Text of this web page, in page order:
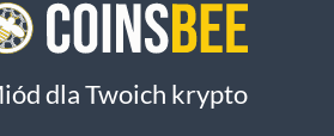
dla Twoich krypto